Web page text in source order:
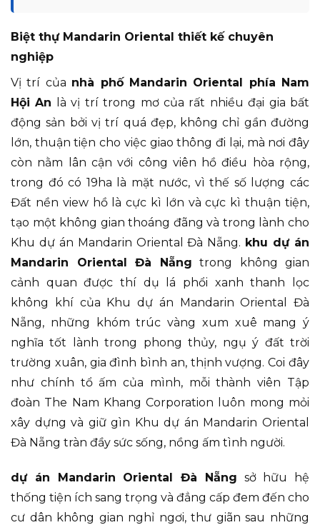
Biệt thự Mandarin Oriental thiết kế chuyên
nghiệp
Vị trí của nhà phố Mandarin Oriental phía Nam
Hội An là vị trí trong mơ của rất nhiều đại gia bất
động sản bởi vị trí quá đẹp, không chỉ gần đường
lớn, thuận tiện cho việc giao thông đi lại, mà nơi đây
còn nằm lân cận với công viên hồ điều hòa rộng,
trong đó có 19ha là mặt nước, vì thế số lượng các
Đất nền view hồ là cực kì lớn và cực kì thuận tiện,
tạo một không gian thoáng đãng và trong lành cho
Khu dự án Mandarin Oriental Đà Nẵng. khu dự án
Mandarin Oriental Đà Nẵng trong không gian
cảnh quan được thí dụ lá phổi xanh thanh lọc
không khí của Khu dự án Mandarin Oriental Đà
Nẵng, những khóm trúc vàng xum xuê mang ý
nghĩa tốt lành trong phong thủy, ngụ ý đất trời
trường xuân, gia đình bình an, thịnh vượng. Coi đây
như chính tổ ấm của mình, mỗi thành viên Tập
đoàn The Nam Khang Corporation luôn mong mỏi
xây dựng và giữ gìn Khu dự án Mandarin Oriental
Đà Nẵng tràn đầy sức sống, nồng ấm tình người.
dự án Mandarin Oriental Đà Nẵng sở hữu hệ
thống tiện ích sang trọng và đẳng cấp đem đến cho
cư dân không gian nghỉ ngơi, thư giãn sau những